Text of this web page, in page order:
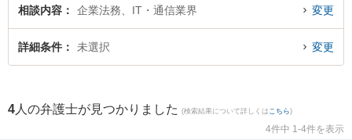
士のプロフィール情報や弁護士費用、強みなどが注目されています。『岩手県
で土日や夜間に発生したIT・通信業界のトラブルを今すぐに弁護士に相談した
い』『IT・通信業界のトラブル解決の実績豊富な近くの弁護士を検索したい』
相談内容 企業法務、IT・通信業界 変更
詳細条件 未選択 変更
4 人の弁護士が見つかりました (検索結果について詳しくは こちら)
4件中 1-4件を表示